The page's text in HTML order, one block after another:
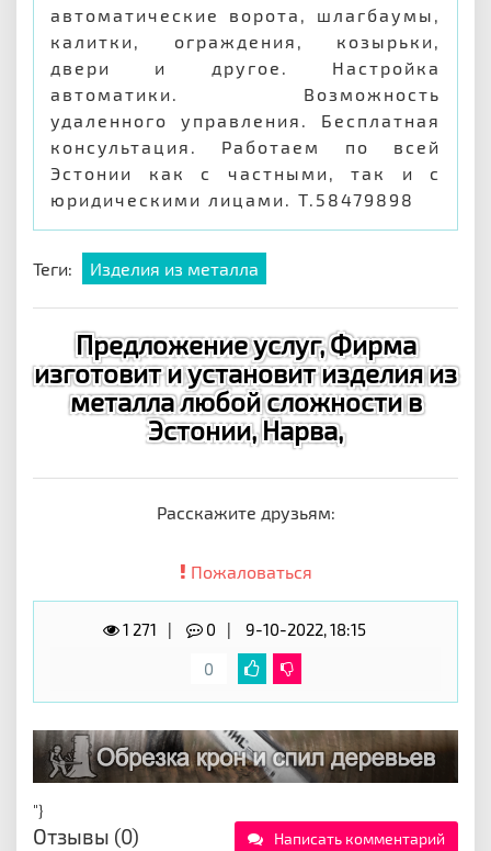
автоматические ворота, шлагбаумы,
калитки, ограждения, козырьки,
двери и другое. Настройка
автоматики. Возможность
удаленного управления. Бесплатная
консультация. Работаем по всей
Эстонии как с частными, так и с
юридическими лицами. Т.58479898
Теги: Изделия из металла
Предложение услуг, Фирма
изготовит и установит изделия из
металла любой сложности в
Эстонии, Нарва,
Расскажите друзьям:
Пожаловаться
1 271 0
9-10-2022, 18:15
0
"}
Отзывы (0) Написать комментарий